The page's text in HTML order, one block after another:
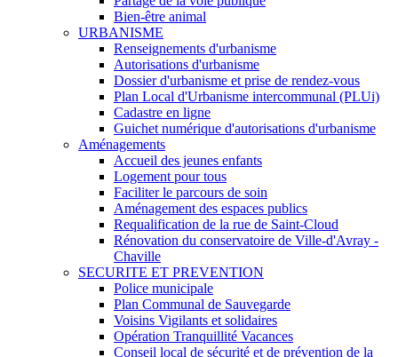
Bien-être animal
URBANISME
Renseignements d'urbanisme
Autorisations d'urbanisme
Dossier d'urbanisme et prise de rendez-vous
Plan Local d'Urbanisme intercommunal (PLUi)
Cadastre en ligne
Guichet numérique d'autorisations d'urbanisme
Aménagements
Accueil des jeunes enfants
Logement pour tous
Faciliter le parcours de soin
Aménagement des espaces publics
Requalification de la rue de Saint-Cloud
Rénovation du conservatoire de Ville-d'Avray -
Chaville
SECURITE ET PREVENTION
Police municipale
Plan Communal de Sauvegarde
Voisins Vigilants et solidaires
Opération Tranquillité Vacances
Conseil local de sécurité et de prévention de la